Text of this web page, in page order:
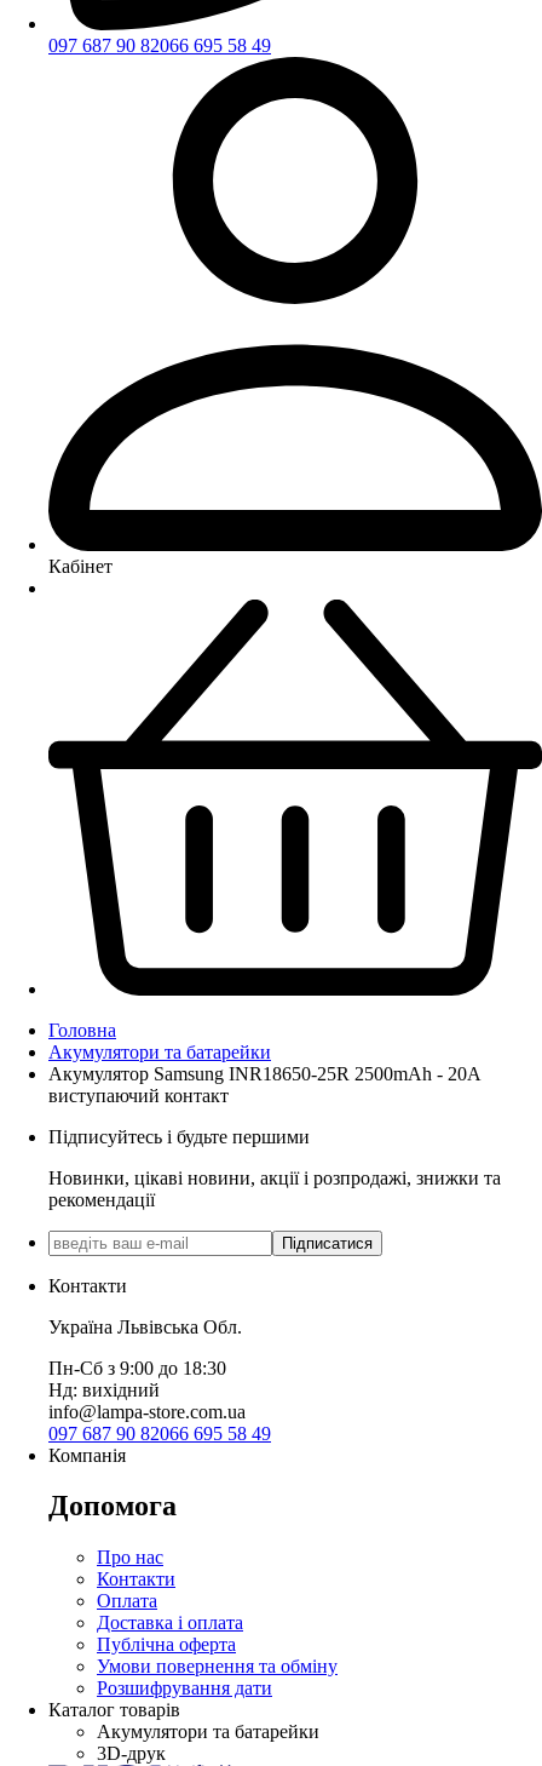
097 687 90 82066 695 58 49
Кабінет
Головна
Акумулятори та батарейки
Акумулятор Samsung INR18650-25R 2500mAh - 20A
виступаючий контакт
Підписуйтесь і будьте першими
Новинки, цікаві новини, акції і розпродажі, знижки та
рекомендації
Підписатися
Контакти
Україна Львівська Обл.
Пн-Сб з 9:00 до 18:30
Нд: вихідний
info@lampa-store.com.ua
097 687 90 82066 695 58 49
Компанія
Допомога
Про нас
Контакти
Оплата
Доставка і оплата
Публічна оферта
Умови повернення та обміну
Розшифрування дати
Каталог товарів
Акумулятори та батарейки
3D-друк